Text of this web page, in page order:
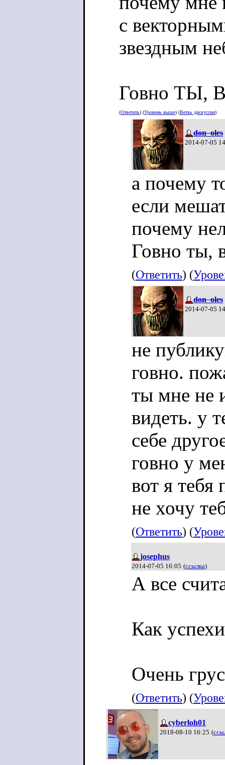
с
звездным
Говно ТЫ,
(Ответить) (Уровень выше) (Ветвь дискуссии)
don_oles
2014-07-05
а почему
если
почему
Говно ты,
(Ответить) (
don_oles
2014-07-05
не
говно.
ты мне не
видеть. у
себе
говно у
вот я тебя
не хочу
(Ответить) (
josephus
2014-07-05 16:05 (ссылка)
А все
Как
Очень
(Ответить) (
cyberloh01
2018-08-10 16:25 (